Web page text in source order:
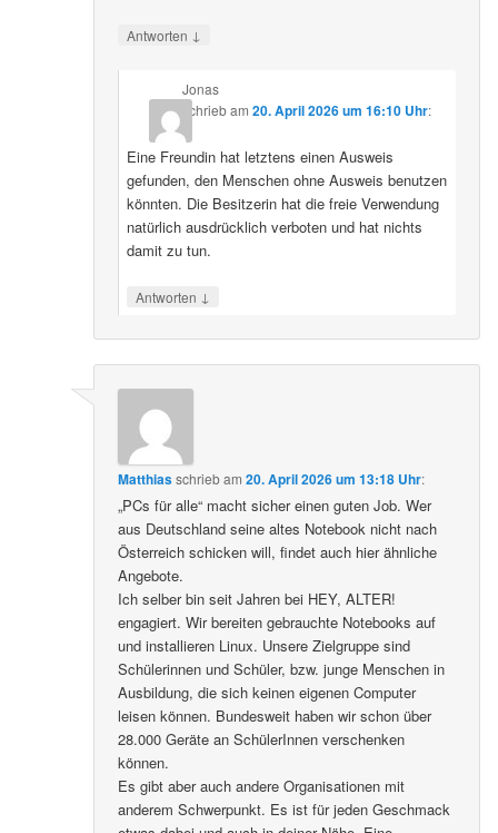
Antworten ↓
Jonas
schriebam 20. April 2026 um 16:10 Uhr:
Eine Freundin hat letztens einen Ausweis
gefunden, den Menschen ohne Ausweis benutzen
könnten. Die Besitzerin hat die freie Verwendung
natürlich ausdrücklich verboten und hat nichts
damit zu tun.
Antworten ↓
Matthiasschriebam20. April 2026 um 13:18 Uhr:
„PCs für alle“ macht sicher einen guten Job. Wer
aus Deutschland seine altes Notebook nicht nach
Österreich schicken will, findet auch hier ähnliche
Angebote.
Ich selber bin seit Jahren bei HEY, ALTER!
engagiert. Wir bereiten gebrauchte Notebooks auf
und installieren Linux. Unsere Zielgruppe sind
Schülerinnen und Schüler, bzw. junge Menschen in
Ausbildung, die sich keinen eigenen Computer
leisen können. Bundesweit haben wir schon über
28.000 Geräte an SchülerInnen verschenken
können.
Es gibt aber auch andere Organisationen mit
anderem Schwerpunkt. Es ist für jeden Geschmack